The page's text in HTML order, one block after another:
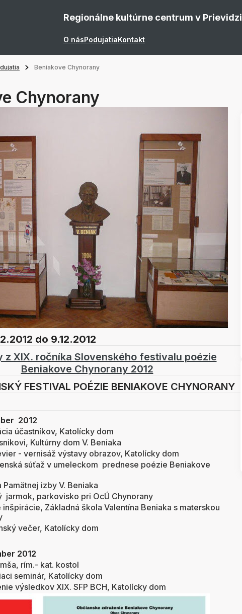
Regionálne kultúrne centrum v Prievidzi
O násPodujatiaKontakt
Beniakove Chynorany
Chynorany
do 9.12.2012
z XIX. ročníka Slovenského festivalu poézie
Beniakove Chynorany 2012
FESTIVAL POÉZIE BENIAKOVE CHYNORANY
2012
účastníkov, Katolícky dom
Kultúrny dom V. Beniaka
- vernisáž výstavy obrazov, Katolícky dom
súťaž v umeleckom prednese poézie Beniakove
izby V. Beniaka
parkovisko pri OcÚ Chynorany
Základná škola Valentína Beniaka s materskou
večer, Katolícky dom
2012
rím.- kat. kostol
Katolícky dom
výsledkov XIX. SFP BCH, Katolícky dom